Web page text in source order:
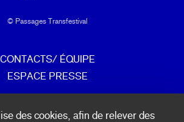
© Passages Transfestival
CONTACTS/ ÉQUIPE
ESPACE PRESSE
des cookies, afin de relever des